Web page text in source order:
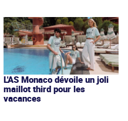
L'AS Monaco dévoile un joli
maillot third pour les
vacances